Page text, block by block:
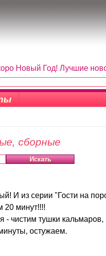
Новый Год! Лучшие
сборные
И из серии "Гости на
20 минут!!!!
- чистим тушки кальмаров,
остужаем.